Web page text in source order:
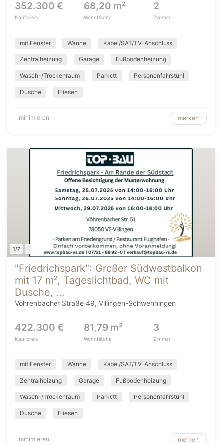
352.300 €
Kaufpreis
68,20 m²
Wohnfläche
2
Zimmer
mit Fenster Wanne Kabel/SAT/TV-Anschluss
Zentralheizung Garage Fußbodenheizung
Wasch-/Trockenraum Parkett Personenfahrstuhl
Dusche Fliesen
minimieren merken
1/7
"Friedrichspark": Großer Südwestbalkon
mit 17 m², Tageslichtbad, WC mit
Dusche, ...
Vöhrenbacher Straße 49, Villingen-Schwenningen
422.300 €
Kaufpreis
81,79 m²
Wohnfläche
3
Zimmer
mit Fenster Wanne Kabel/SAT/TV-Anschluss
Zentralheizung Garage Fußbodenheizung
Wasch-/Trockenraum Parkett Personenfahrstuhl
Dusche Fliesen
minimieren merken